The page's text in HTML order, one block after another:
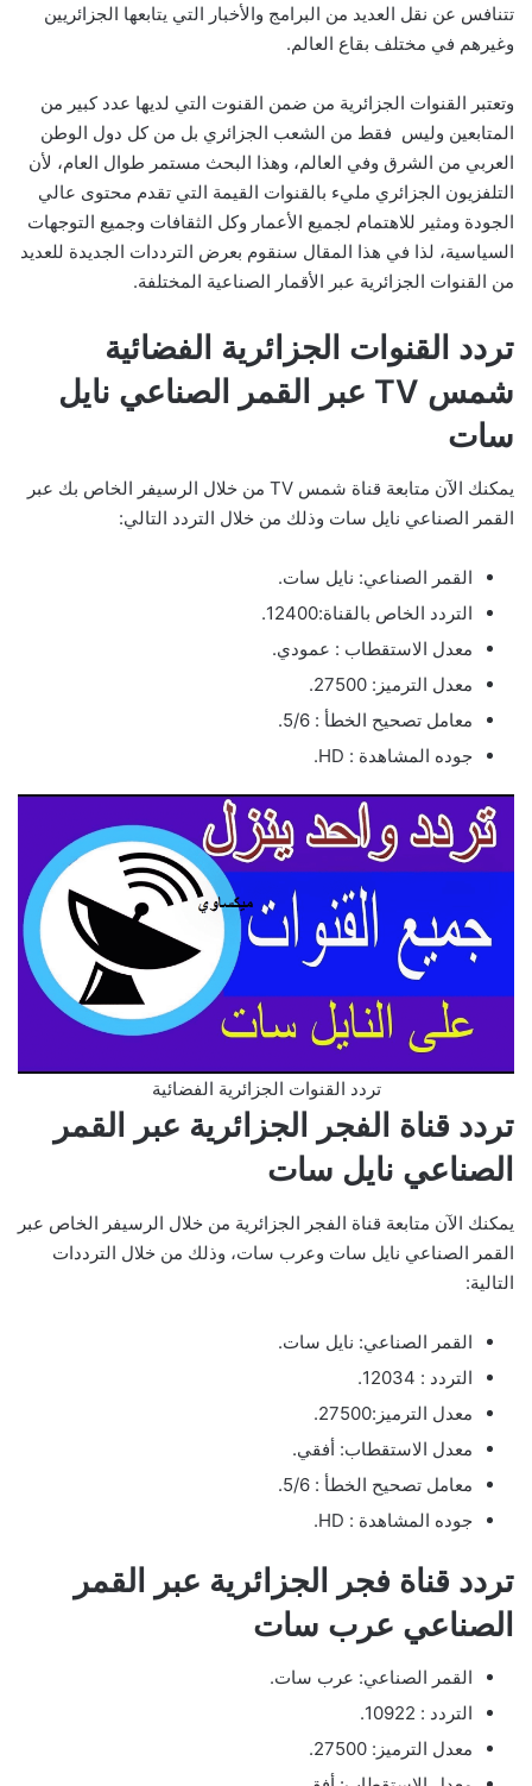
تتنافس عن نقل العديد من البرامج والأخبار التي يتابعها الجزائريين
وغيرهم في مختلف بقاع العالم.
وتعتبر القنوات الجزائرية من ضمن القنوت التي لديها عدد كبير من
المتابعين وليس فقط من الشعب الجزائري بل من كل دول الوطن
العربي من الشرق وفي العالم، وهذا البحث مستمر طوال العام، لأن
التلفزيون الجزائري مليء بالقنوات القيمة التي تقدم محتوى عالي
الجودة ومثير للاهتمام لجميع الأعمار وكل الثقافات وجميع التوجهات
السياسية، لذا في هذا المقال سنقوم بعرض الترددات الجديدة للعديد
من القنوات الجزائرية عبر الأقمار الصناعية المختلفة.
تردد القنوات الجزائرية الفضائية
شمس TV عبر القمر الصناعي نايل
سات
يمكنك الآن متابعة قناة شمس TV من خلال الرسيفر الخاص بك عبر
القمر الصناعي نايل سات وذلك من خلال التردد التالي:
القمر الصناعي: نايل سات.
التردد الخاص بالقناة:12400.
معدل الاستقطاب : عمودي.
معدل الترميز: 27500.
معامل تصحيح الخطأ : 5/6.
جوده المشاهدة : HD.
تردد القنوات الجزائرية الفضائية
تردد قناة الفجر الجزائرية عبر القمر
الصناعي نايل سات
يمكنك الآن متابعة قناة الفجر الجزائرية من خلال الرسيفر الخاص عبر
القمر الصناعي نايل سات وعرب سات، وذلك من خلال الترددات
التالية:
القمر الصناعي: نايل سات.
التردد : 12034.
معدل الترميز:27500.
معدل الاستقطاب: أفقي.
معامل تصحيح الخطأ : 5/6.
جوده المشاهدة : HD.
تردد قناة فجر الجزائرية عبر القمر
الصناعي عرب سات
القمر الصناعي: عرب سات.
التردد : 10922.
معدل الترميز: 27500.